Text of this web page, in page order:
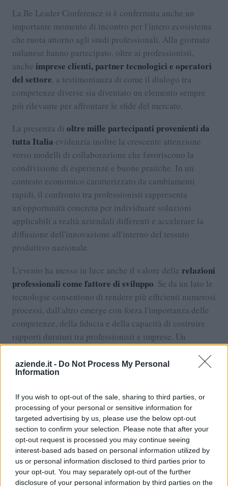
aziende.it - Do Not Process My Personal
Information
If you wish to opt-out of the sale, sharing to third parties, or
processing of your personal or sensitive information for
targeted advertising by us, please use the below opt-out
section to confirm your selection. Please note that after your
opt-out request is processed you may continue seeing
interest-based ads based on personal information utilized by
us or personal information disclosed to third parties prior to
your opt-out. You may separately opt-out of the further
disclosure of your personal information by third parties on the
La Be Leader Conference si è confermata anche un
importante momento di incontro per l'intero ecosistema
che ruota attorno agli studi professionali. Alla giornata
milanese hanno partecipato, oltre ai professionisti,
anche imprese clienti, partner tecnologici e operatori
del settore, a testimonianza di come il dialogo tra
competenze diverse sia diventato un elemento sempre
più rilevante per affrontare le sfide del mercato.
La presenza di oltre mille partecipanti provenienti da
tutta Italia evidenzia inoltre la crescente attenzione
verso modelli di collaborazione che favoriscono la
condivisione di esperienze e buone pratiche. In un
contesto economico caratterizzato da cambiamenti
rapidi, il confronto tra professionisti rappresenta
un'opportunità concreta per individuare soluzioni
applicabili a realtà aziendali differenti e accelerare la
diffusione dell'innovazione all'interno del tessuto
produttivo nazionale.
L'evento ha messo in luce anche il valore delle relazioni
professionali come fattore di sviluppo. Se da un lato le
tecnologie consentono di rendere più efficienti numerosi
processi, dall'altro emerge con forza l'importanza delle
competenze, della fiducia e della capacità di costruire
rapporti duraturi tra professionisti e imprese. Un
soprattutto per le piccole e medie imprese, che spesso
individuano nello studio professionale uno dei
scenario economico sempre più complesso.
La conferenza si inserisce inoltre in una fase di crescita
per TeamSystem. Il Gruppo ha infatti chiuso il 2025 con
unfatturato pari a 1,15 miliardi di euro, in aumento
del12% rispetto all'anno precedente, e oggi conta
oltre 6.000 dipendenti e circa 3,1 milioni di clientiche